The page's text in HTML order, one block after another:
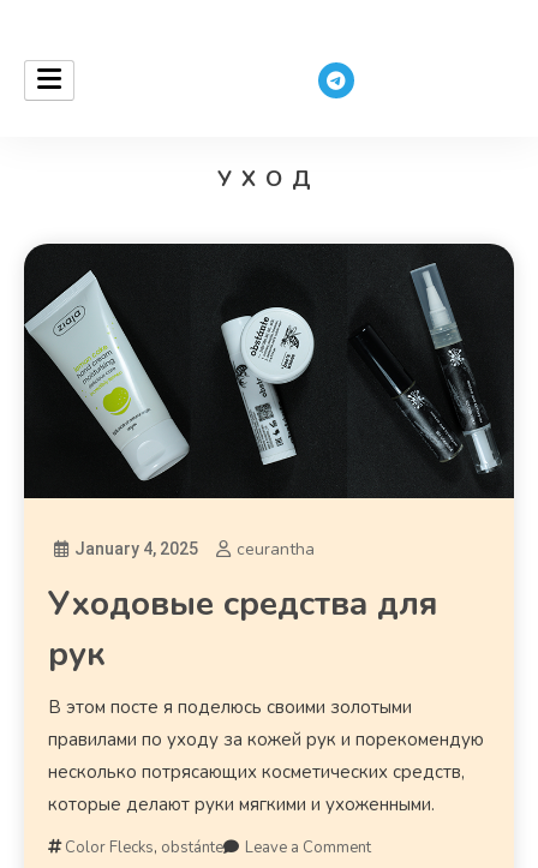
ceurantha
УХОД
January 4, 2025 ceurantha
Уходовые средства для
рук
В этом посте я поделюсь своими золотыми
правилами по уходу за кожей рук и порекомендую
несколько потрясающих косметических средств,
которые делают руки мягкими и ухоженными.
Color Flecks, obstánte Leave a Comment